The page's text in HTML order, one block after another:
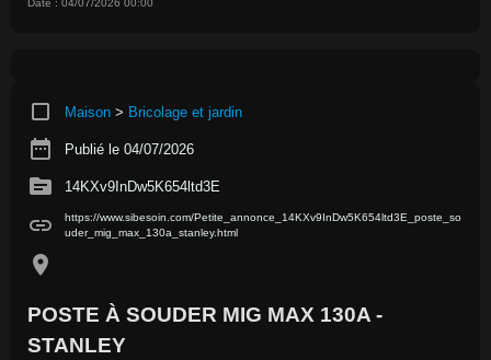
Date : 04/07/2026 00:00
crop_square Maison > Bricolage et jardin
date_range Publié le 04/07/2026
source 14KXv9InDw5K654ltd3E
link
https://www.sibesoin.com/Petite_annonce_14KXv9InDw5K654ltd3E_poste_so
uder_mig_max_130a_stanley.html
location_on
POSTE À SOUDER MIG MAX 130A -
STANLEY